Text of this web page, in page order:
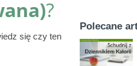
?
się czy ten
Polecane